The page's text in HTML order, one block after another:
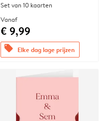
Set van 10 kaarten
Vanaf
€ 9,99
offers Elke dag lage prijzen